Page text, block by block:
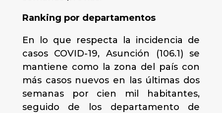
Ranking por departamentos
En lo que respecta la incidencia de
casos COVID-19, Asunción (106.1) se
mantiene como la zona del país con
más casos nuevos en las últimas dos
semanas por cien mil habitantes,
seguido de los departamento de